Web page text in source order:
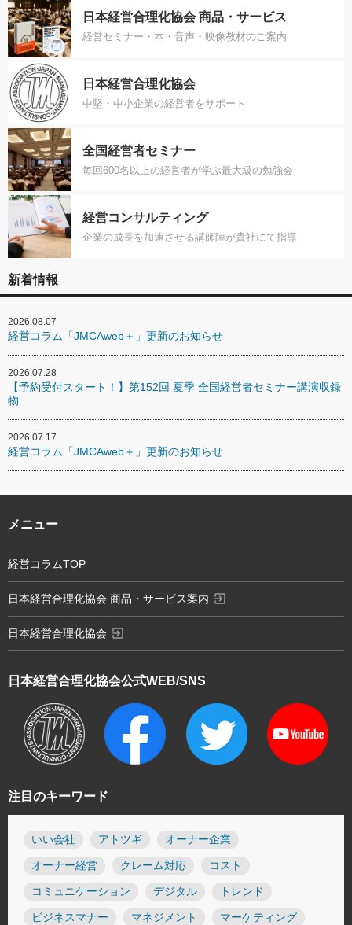
日本経営合理化協会 商品・サービス
経営セミナー・本・音声・映像教材のご案内
日本経営合理化協会
中堅・中小企業の経営者をサポート
全国経営者セミナー
毎回600名以上の経営者が学ぶ最大級の勉強会
経営コンサルティング
企業の成長を加速させる講師陣が貴社にて指導
新着情報
2026.08.07
経営コラム「JMCAweb＋」更新のお知らせ
2026.07.28
【予約受付スタート！】第152回 夏季 全国経営者セミナー講演収録
物
2026.07.17
経営コラム「JMCAweb＋」更新のお知らせ
注目のキーワード
いい会社 アトツギ オーナー企業
オーナー経営 クレーム対応 コスト
コミュニケーション デジタル トレンド
ビジネスマナー マネジメント マーケティング
日本経営合理化協会公式WEB/SNS
メニュー
経営コラムTOP
日本経営合理化協会 商品・サービス案内 exit_to_app
日本経営合理化協会 exit_to_app